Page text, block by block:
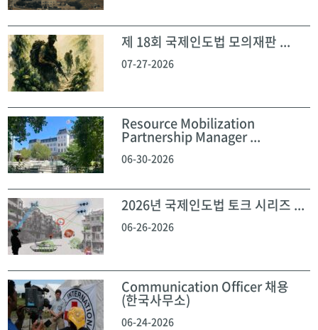
제 18회 국제인도법 모의재판 ...
07-27-2026
Resource Mobilization
Partnership Manager ...
06-30-2026
2026년 국제인도법 토크 시리즈 ...
06-26-2026
Communication Officer 채용
(한국사무소)
06-24-2026